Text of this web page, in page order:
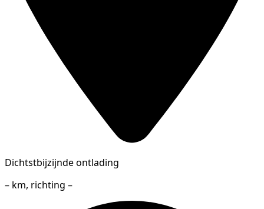
Dichtstbijzijnde ontlading
– km, richting –